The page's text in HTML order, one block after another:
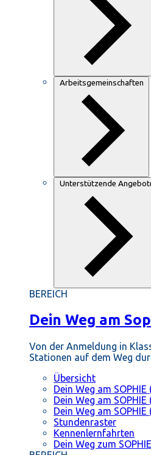
Arbeitsgemeinschaften
Unterstützende
BEREICH
Dein Weg am
Von der Anmeldung in
Stationen auf dem Weg
Übersicht
Dein Weg am
Dein Weg am
Dein Weg am
Stundenraster
Kennenlernfahrten
Dein Weg zum SOPHIE